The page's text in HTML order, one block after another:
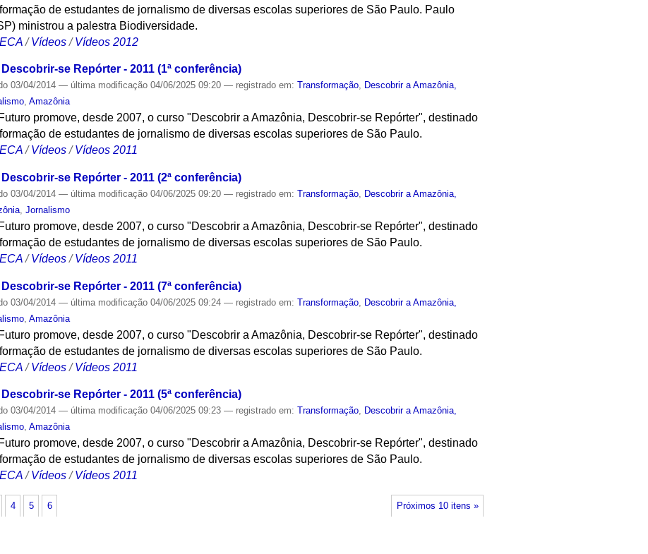
de estudantes de jornalismo de diversas escolas superiores de São Paulo. Paulo
ministrou a palestra Biodiversidade.
/Vídeos /Vídeos 2012
se Repórter - 2011 (1ª conferência)
03/04/2014— última modificação 04/06/2025 09:20— registrado em:Transformação, Descobrir a Amazônia,
,Amazônia
promove, desde 2007, o curso "Descobrir a Amazônia, Descobrir-se Repórter", destinado
de estudantes de jornalismo de diversas escolas superiores de São Paulo.
/Vídeos /Vídeos 2011
se Repórter - 2011 (2ª conferência)
03/04/2014— última modificação 04/06/2025 09:20— registrado em:Transformação
Descobrir a Amazônia,
,Jornalismo
promove, desde 2007, o curso "Descobrir a Amazônia, Descobrir-se Repórter", destinado
de estudantes de jornalismo de diversas escolas superiores de São Paulo.
/Vídeos /Vídeos 2011
se Repórter - 2011 (7ª conferência)
03/04/2014— última modificação 04/06/2025 09:24— registrado em:Transformação Descobrir a Amazônia,
,Amazônia
promove, desde 2007, o curso "Descobrir a Amazônia, Descobrir-se Repórter", destinado
de estudantes de jornalismo de diversas escolas superiores de São Paulo.
/Vídeos /Vídeos 2011
se Repórter - 2011 (5ª conferência)
03/04/2014— última modificação 04/06/2025 09:23— registrado em:Transformação, Descobrir a Amazônia,
,Amazônia
promove, desde 2007, o curso "Descobrir a Amazônia, Descobrir-se Repórter", destinado
de estudantes de jornalismo de diversas escolas superiores de São Paulo.
/Vídeos /Vídeos 2011
Próximos 10 itens »
4 5 6